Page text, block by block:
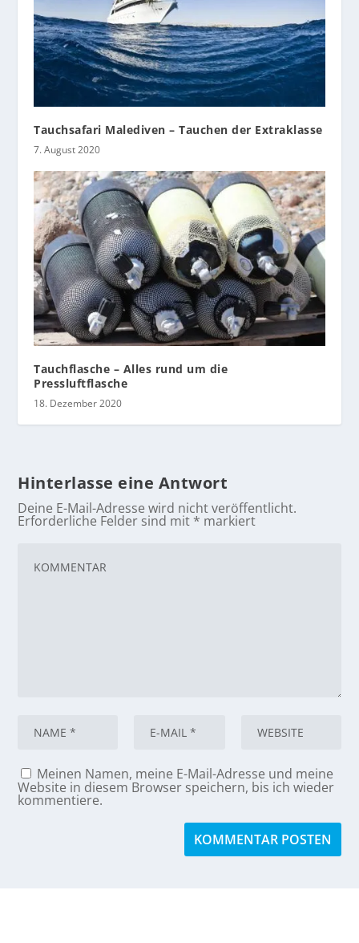
Tauchsafari Malediven – Tauchen der Extraklasse
7. August 2020
Tauchflasche – Alles rund um die
Pressluftflasche
18. Dezember 2020
Hinterlasse eine Antwort
Deine E-Mail-Adresse wird nicht veröffentlicht.
Erforderliche Felder sind mit * markiert
Meinen Namen, meine E-Mail-Adresse und meine
Website in diesem Browser speichern, bis ich wieder
kommentiere.